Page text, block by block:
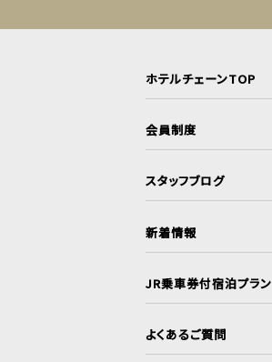
ホテルチェーンTOP
会員制度
スタッフブログ
新着情報
JR乗車券付宿泊プラン
よくあるご質問